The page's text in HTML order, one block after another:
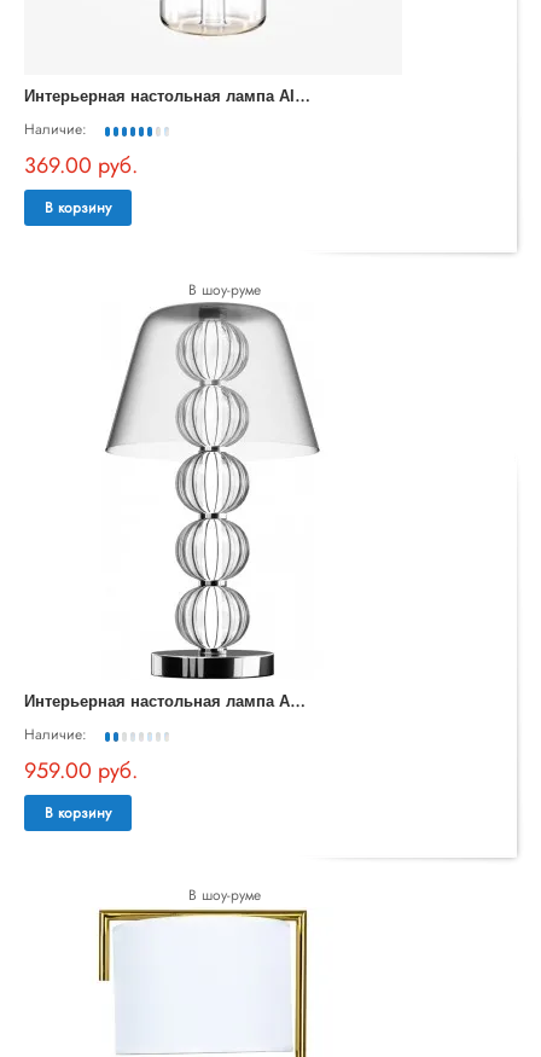
И
нтерьерная настольная лампа AI Collaboration MOD229TL-L3W3K1
Наличие:
369.00 руб.
В корзину
В шоу-руме
И
нтерьерная настольная лампа Amulet MOD555TL-L9CH4K
Наличие:
959.00 руб.
В корзину
В шоу-руме